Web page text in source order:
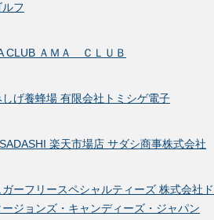
ルフ
CLUB ＡＭＡ ＣＬＵＢ
しげ養蜂場 有限会社トミシゲ電子
楽天市場店 サダシ商事株式会社
ガーフリースペシャルティーズ 株式会社ド
ージョンズ・キャンディーズ・ジャパン